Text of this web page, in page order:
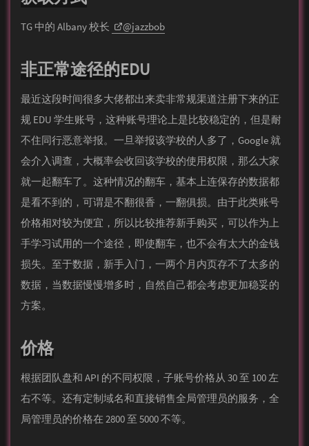
TG 中的 Al­bany 校长 @jazzbob
非正常途径的EDU
最近这段时间很多大佬都出来卖非常规渠道注册下来的正
规 EDU 学生账号，这种账号理论上是比较稳定的，但是耐
不住同行恶意举报。一旦举报该学校的人多了，Google 就
会介入调查，大概率会收回该学校的使用权限，那么大家
就一起翻车了。这种情况的翻车，基本上连保存的数据都
是看不到的，可谓是不翻很香，一翻俱损。由于此类账号
价格相对较为便宜，所以比较推荐新手购买，可以作为上
手学习试用的一个途径，即使翻车，也不会有太大的金钱
损失。至于数据，新手入门，一两个月内页存不了太多的
数据，当数据慢慢增多时，自然自己都会考虑更加稳妥的
方案。
价格
根据团队盘和 API 的不同权限，子账号价格从 30 至 100 左
右不等。还有定制域名和直接销售全局管理员的服务，全
局管理员的价格在 2800 至 5000 不等。